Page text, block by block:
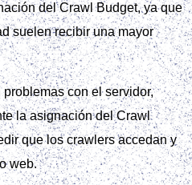
del Crawl Budget, ya que
suelen recibir una mayor
con el servidor,
la asignación del Crawl
que los crawlers accedan y
web.